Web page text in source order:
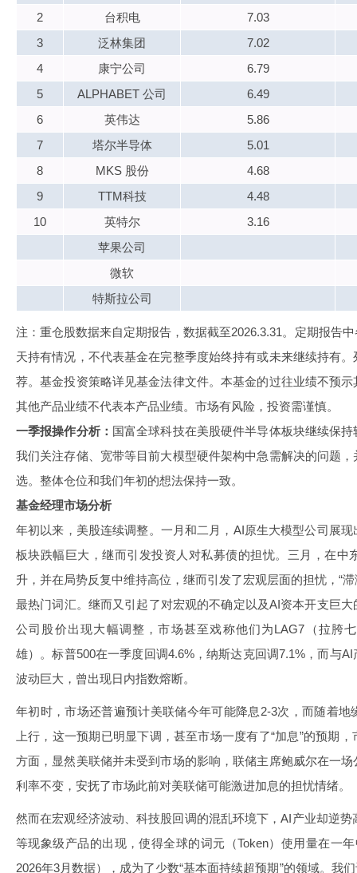
2
台积电
7.03
3
泛林集团
7.02
4
康宁公司
6.79
5
ALPHABET 公司
6.49
6
英伟达
5.86
7
塔尔半导体
5.01
8
MKS 股份
4.68
9
TTM科技
4.48
10
英特尔
3.16
苹果公司
微软
特斯拉公司
注：重仓股数据来自定期报告，数据截至2026.3.31。定期报告
天持有情况，不代表基金在完整季度始终持有或未来继续持有
荐。基金投资策略详见基金法律文件。本基金的过往业绩不预
其他产品业绩不代表本产品业绩。市场有风险，投资需谨慎。
一季报操作分析： 国富全球科技在美股硬件半导体板块继续保
我们关注存储、宽带等目前大模型硬件架构中急需解决的问题
选。整体仓位和我们年初的想法保持一致。
基金经理市场分析
年初以来，美股连续调整。一月和二月，AI原生大模型公司展
板块跌幅巨大，继而引发投资人对私募债的担忧。三月，在中
升，并在局势反复中维持高位，继而引发了宏观层面的担忧，“
最热门词汇。继而又引起了对宏观的不确定以及AI资本开支巨
公司股价出现大幅调整，市场甚至戏称他们为LAG7（拉胯
雄）。标普500在一季度回调4.6%，纳斯达克回调7.1%，而与
波动巨大，曾出现日内指数熔断。
年初时，市场还普遍预计美联储今年可能降息2-3次，而随着
上行，这一预期已明显下调，甚至市场一度有了“加息”的预期
方面，显然美联储并未受到市场的影响，联储主席鲍威尔在一
利率不变，安抚了市场此前对美联储可能激进加息的担忧情绪。
然而在宏观经济波动、科技股回调的混乱环境下，AI产业却逆势
等现象级产品的出现，使得全球的词元（Token）使用量在一
2026年3月数据），成为了少数“基本面持续超预期”的领域。我